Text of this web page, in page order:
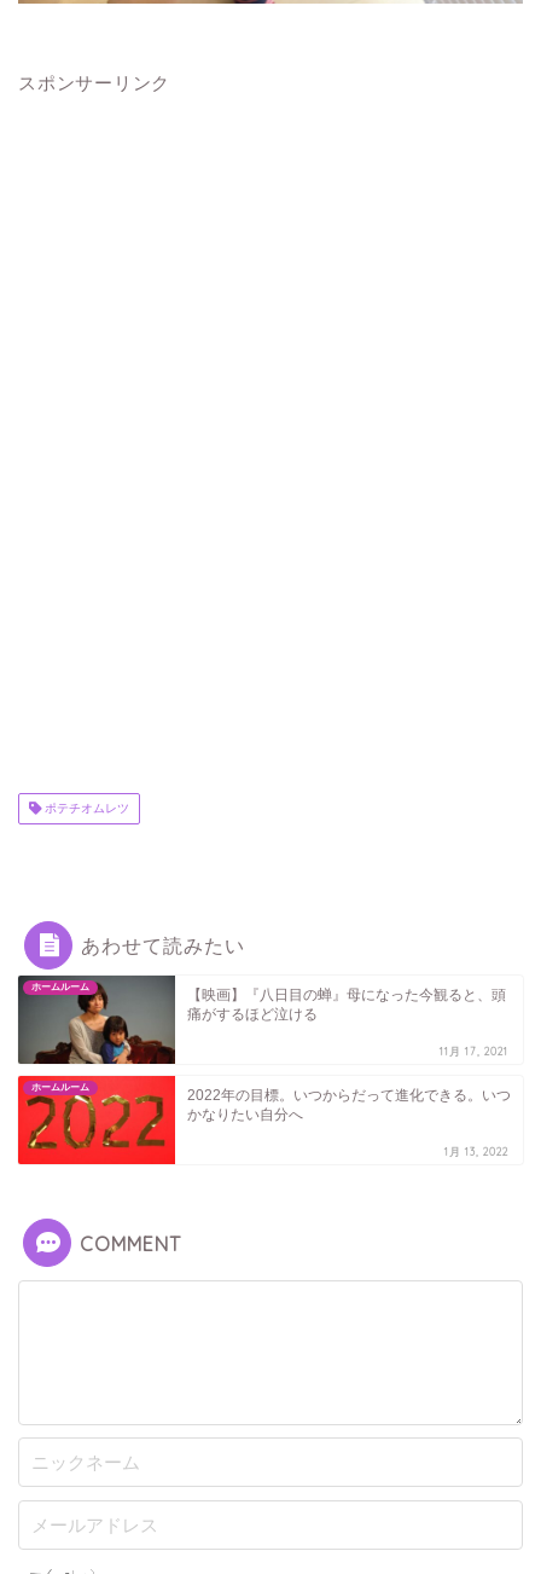
スポンサーリンク
ポテチオムレツ
あわせて読みたい
ホームルーム
【映画】『八日目の蝉』母になった今観ると、頭
痛がするほど泣ける
11月 17, 2021
ホームルーム
2022年の目標。いつからだって進化できる。いつ
かなりたい自分へ
1月 13, 2022
COMMENT